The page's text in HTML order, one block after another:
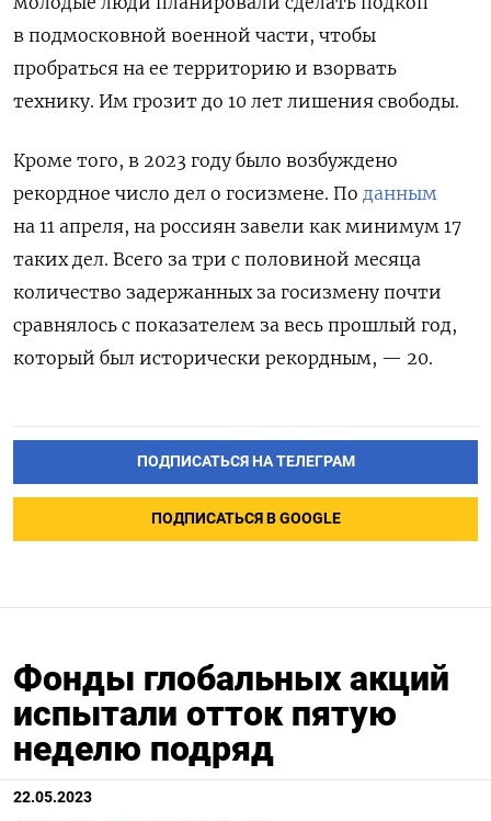
в подмосковной военной части, чтобы
пробраться на ее территорию и взорвать
технику. Им грозит до 10 лет лишения свободы.
Кроме того, в 2023 году было возбуждено
рекордное число дел о госизмене. По данным
на 11 апреля, на россиян завели как минимум 17
таких дел. Всего за три с половиной месяца
количество задержанных за госизмену почти
сравнялось с показателем за весь прошлый год,
который был исторически рекордным, — 20.
ПОДПИСАТЬСЯ НА ТЕЛЕГРАМ
ПОДПИСАТЬСЯ В GOOGLE
Фонды глобальных акций
испытали отток пятую
неделю подряд
22.05.2023